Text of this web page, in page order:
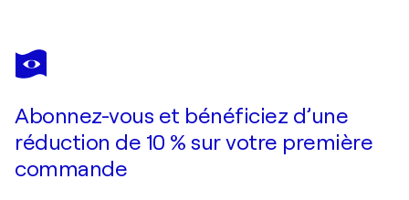
VALERIYA TARASENKO
Amsterdam
Abonnez-vous et bénéficiez d’une
réduction de 10 % sur votre première
commande